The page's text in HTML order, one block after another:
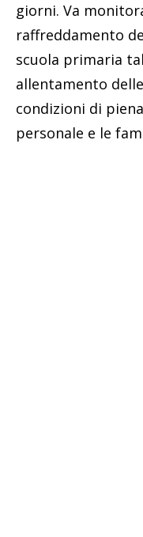
giorni. Va
raffreddamento
scuola primaria
allentamento
condizioni di
personale e le